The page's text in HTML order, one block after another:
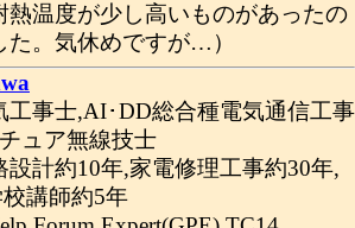
熱温度が少し高いものがあったの
た。気休めですが…）
事士,AI･DD総合種電気通信工事
ュア無線技士
計約10年,家電修理工事約30年,
講師約5年